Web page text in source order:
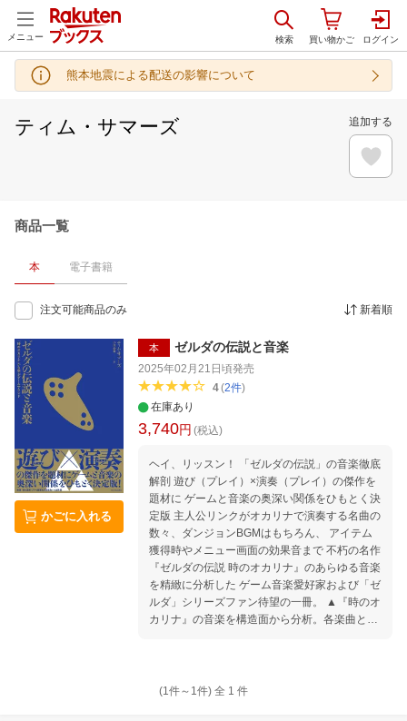
メニュー
熊本地震による配送の影響について
ティム・サマーズ 追加する
商品一覧
本 電子書籍
注文可能商品のみ 新着順
かごに入れる
本 ゼルダの伝説と音楽
2025年02月21日頃発売
4(2件)
在庫あり
3,740円 (税込)
ヘイ、リッスン！ 「ゼルダの伝説」の音楽徹底
解剖 遊び（プレイ）×演奏（プレイ）の傑作を
題材に ゲームと音楽の奥深い関係をひもとく決
定版 主人公リンクがオカリナで演奏する名曲の
数々、ダンジョンBGMはもちろん、 アイテム
獲得時やメニュー画面の効果音まで 不朽の名作
『ゼルダの伝説 時のオカリナ』のあらゆる音楽
を精緻に分析した ゲーム音楽愛好家および「ゼ
ルダ」シリーズファン待望の一冊。 ▲『時のオ
カリナ』の音楽を構造面から分析。各楽曲とゲ
識破り”の作曲術とは。 ▲楽譜・音の波形・プ
(1件～ 1件) 全 1 件